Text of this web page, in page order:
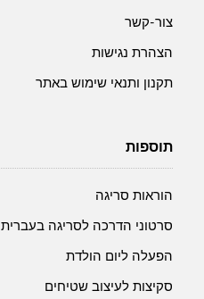
צור-קשר
הצהרת נגישות
תקנון ותנאי שימוש באתר
תוספות
הוראות סריגה
סרטוני הדרכה לסריגה בעברית
הפעלה ליום הולדת
סקיצות לעיצוב שטיחים